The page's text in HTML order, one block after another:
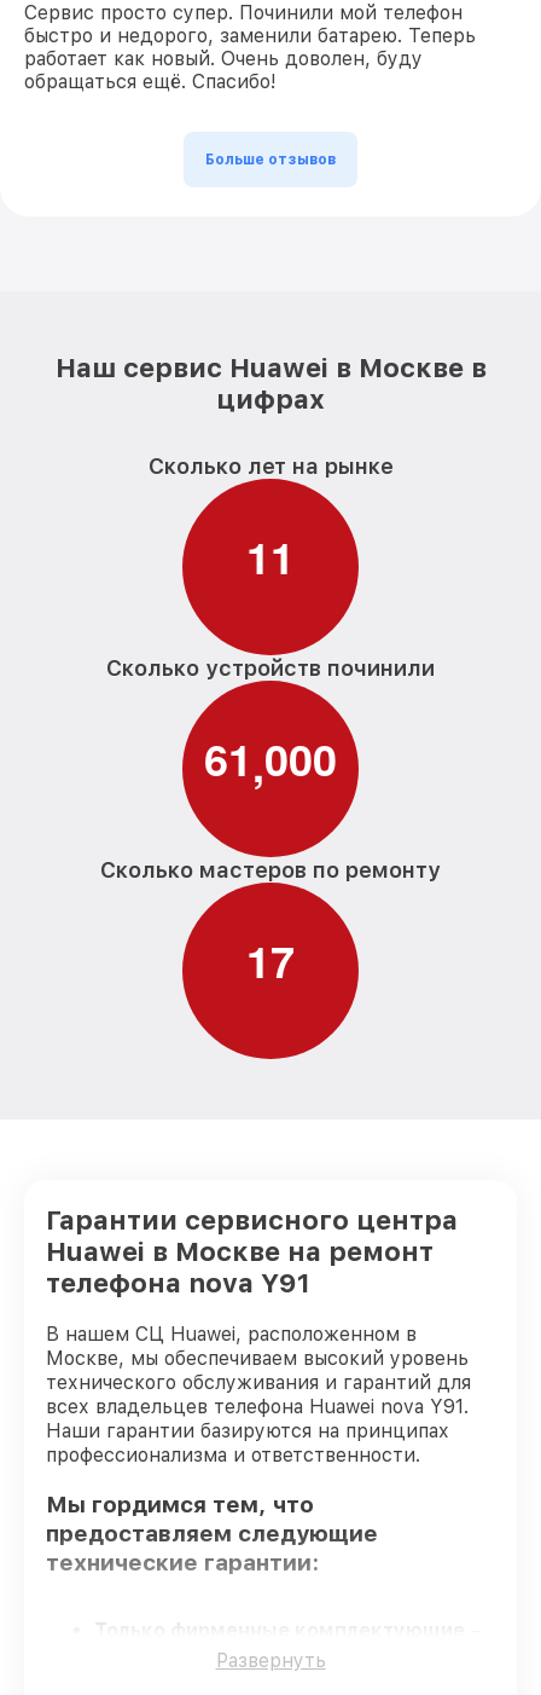
Сервис просто супер. Починили мой телефон
быстро и недорого, заменили батарею. Теперь
работает как новый. Очень доволен, буду
обращаться ещё. Спасибо!
Больше отзывов
Наш сервис Huawei в Москве в
цифрах
Сколько лет на рынке
11
Сколько устройств починили
61,000
Сколько мастеров по ремонту
17
Гарантии сервисного центра
Huawei в Москве на ремонт
телефона nova Y91
В нашем СЦ Huawei, расположенном в
Москве, мы обеспечиваем высокий уровень
технического обслуживания и гарантий для
всех владельцев телефона Huawei nova Y91.
Наши гарантии базируются на принципах
профессионализма и ответственности.
Мы гордимся тем, что
предоставляем следующие
технические гарантии:
Только фирменные комплектующие
гарантируем использование фирменных
Развернуть